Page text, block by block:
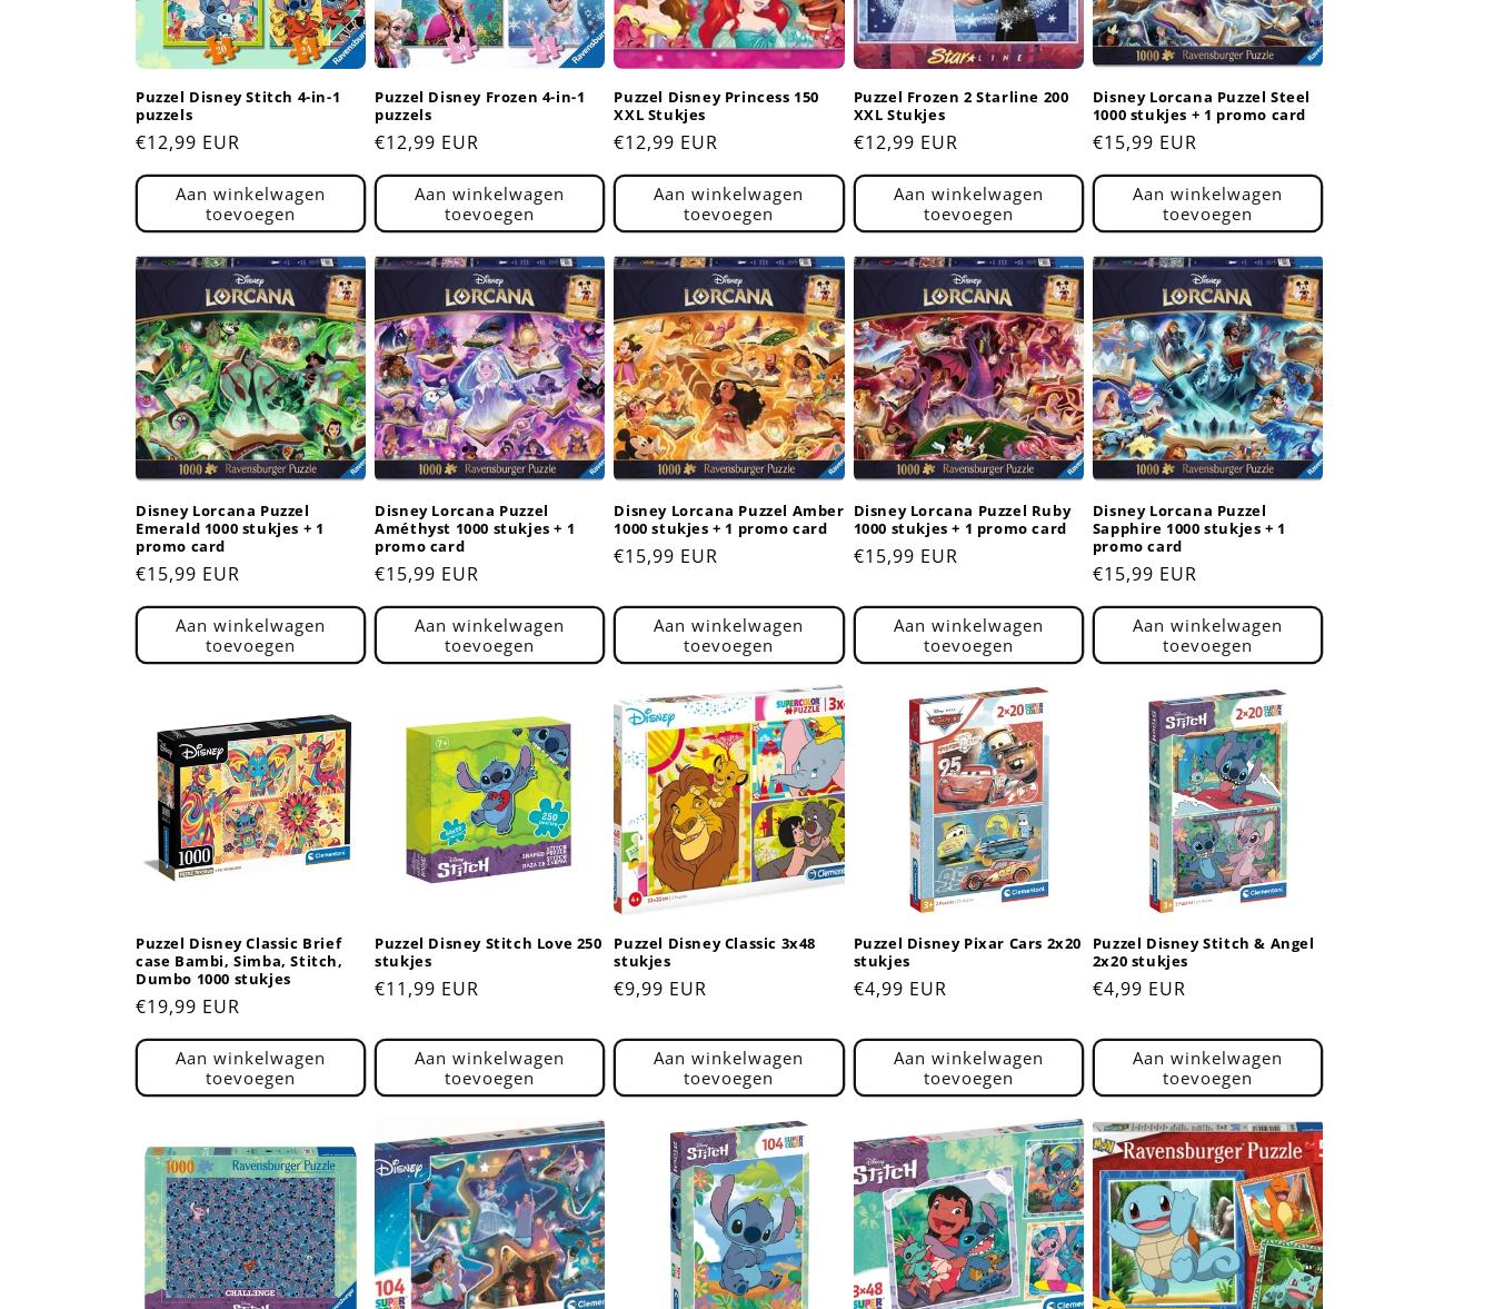
t
i
e
:
Puzzel Disney Stitch 4-in-1
puzzels
Normale
prijs
€12,99 EUR
Aan winkelwagen
toevoegen
Puzzel Disney Frozen 4-in-1
puzzels
Normale
prijs
€12,99 EUR
Aan winkelwagen
toevoegen
Puzzel Disney Princess 150
XXL Stukjes
Normale
prijs
€12,99 EUR
Aan winkelwagen
toevoegen
Puzzel Frozen 2 Starline 200
XXL Stukjes
Normale
prijs
€12,99 EUR
Aan winkelwagen
toevoegen
Disney Lorcana Puzzel Steel
1000 stukjes + 1 promo card
Normale
prijs
€15,99 EUR
Aan winkelwagen
toevoegen
Disney Lorcana Puzzel
Emerald 1000 stukjes + 1
promo card
Normale
prijs
€15,99 EUR
Aan winkelwagen
toevoegen
Disney Lorcana Puzzel
Améthyst 1000 stukjes + 1
promo card
Normale
prijs
€15,99 EUR
Aan winkelwagen
toevoegen
Disney Lorcana Puzzel Amber
1000 stukjes + 1 promo card
Normale
€15,99 EUR
Aan winkelwagen
toevoegen
Disney Lorcana Puzzel Ruby
1000 stukjes + 1 promo card
Normale
€15,99 EUR
Aan winkelwagen
toevoegen
Disney Lorcana Puzzel
Sapphire 1000 stukjes + 1
promo card
Normale
prijs
€15,99 EUR
Aan winkelwagen
toevoegen
Puzzel Disney Classic Brief
case Bambi, Simba, Stitch,
Dumbo 1000 stukjes
Normale
prijs
€19,99 EUR
Aan winkelwagen
toevoegen
Puzzel Disney Stitch Love 250
stukjes
Normale
€11,99 EUR
Aan winkelwagen
toevoegen
Puzzel Disney Classic 3x48
stukjes
Normale
€9,99 EUR
Aan winkelwagen
toevoegen
Puzzel Disney Pixar Cars 2x20
stukjes
Normale
€4,99 EUR
Aan winkelwagen
toevoegen
Puzzel Disney Stitch & Angel
2x20 stukjes
Normale
€4,99 EUR
Aan winkelwagen
toevoegen